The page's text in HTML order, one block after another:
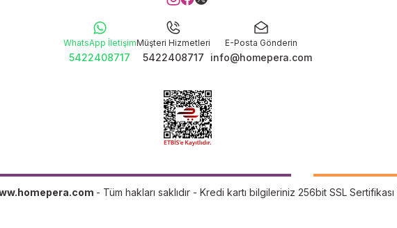
WhatsApp İletişim
5422408717
Müşteri Hizmetleri
5422408717
E-Posta Gönderin
info@homepera.com
- Tüm hakları saklıdır - Kredi kartı bilgileriniz 256bit SSL Sertifikası